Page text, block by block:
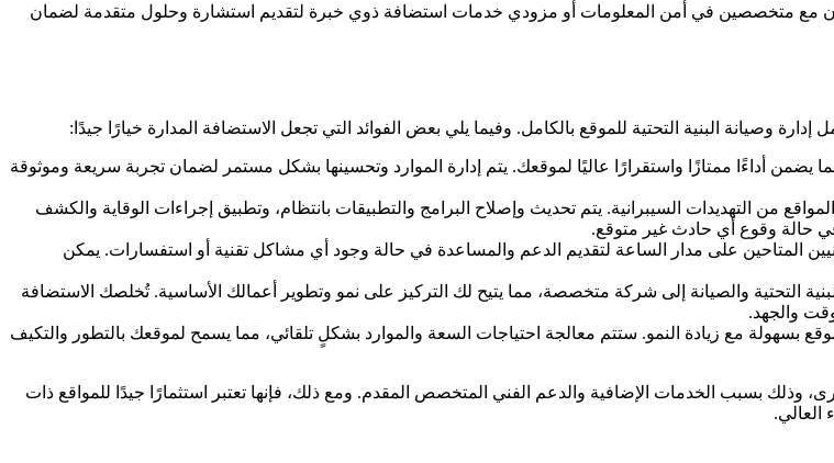
مع متخصصين في أمن المعلومات أو مزودي خدمات استضافة ذوي خبرة لتقديم استشارة وحلول متقدمة لضمان
البنية التحتية للموقع بالكامل. وفيما يلي بعض الفوائد التي تجعل الاستضافة المدارة خيارًا جيدًا:
يضمن أداءًا ممتازًا واستقرارًا عاليًا لموقعك. يتم إدارة الموارد وتحسينها بشكل مستمر لضمان تجربة سريعة وموثوقة
من التهديدات السيبرانية. يتم تحديث وإصلاح البرامج والتطبيقات بانتظام، وتطبيق إجراءات الوقاية والكشف
في حالة وقوع أي حادث غير متوقع.
المتاحين على مدار الساعة لتقديم الدعم والمساعدة في حالة وجود أي مشاكل تقنية أو استفسارات. يمكن
التحتية والصيانة إلى شركة متخصصة، مما يتيح لك التركيز على نمو وتطوير أعمالك الأساسية. تُخلصك الاستضافة
والجهد.
بسهولة مع زيادة النمو. ستتم معالجة احتياجات السعة والموارد بشكلٍ تلقائي، مما يسمح لموقعك بالتطور والتكيف
وذلك بسبب الخدمات الإضافية والدعم الفني المتخصص المقدم. ومع ذلك، فإنها تعتبر استثمارًا جيدًا للمواقع ذات
العالي.